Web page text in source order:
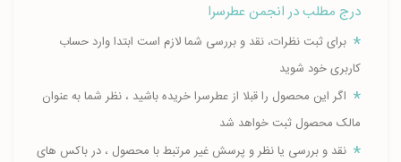
درج مطلب در انجمن عطرسرا
برای ثبت نظرات، نقد و بررسی شما لازم است ابتدا وارد حساب
کاربری خود شوید
اگر این محصول را قبلا از عطرسرا خریده باشید ، نظر شما به عنوان
مالک محصول ثبت خواهد شد
نقد و بررسی یا نظر و پرسش غیر مرتبط با محصول ، در باکس های